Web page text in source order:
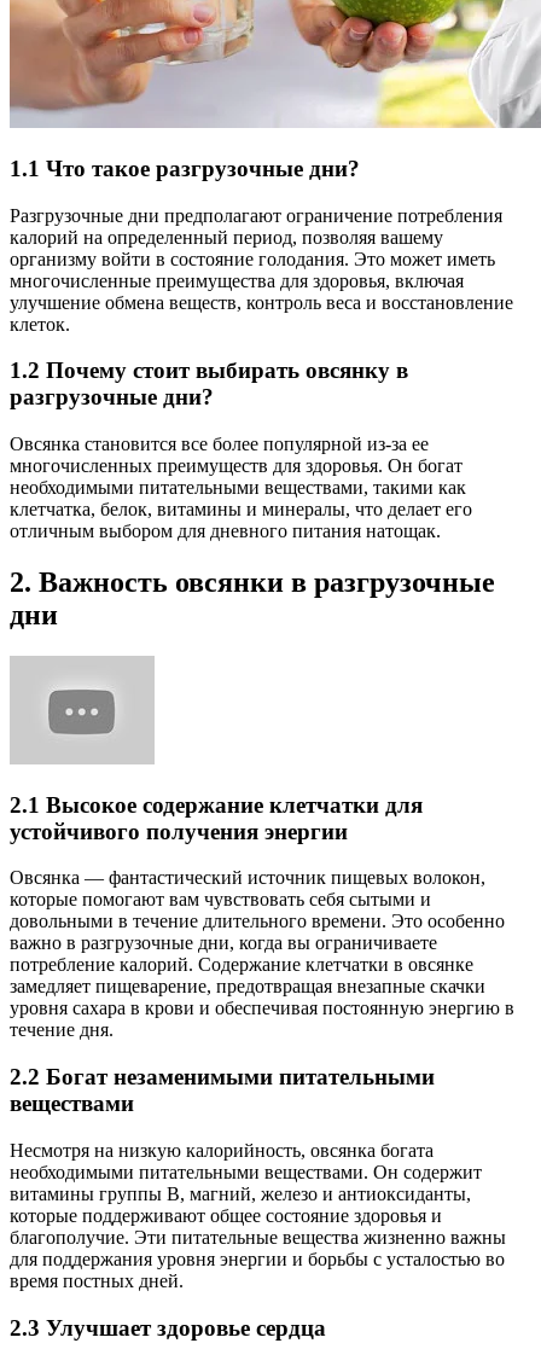
1.1 Что такое разгрузочные дни?
Разгрузочные дни предполагают ограничение потребления
калорий на определенный период, позволяя вашему
организму войти в состояние голодания. Это может иметь
многочисленные преимущества для здоровья, включая
улучшение обмена веществ, контроль веса и восстановление
клеток.
1.2 Почему стоит выбирать овсянку в
разгрузочные дни?
Овсянка становится все более популярной из-за ее
многочисленных преимуществ для здоровья. Он богат
необходимыми питательными веществами, такими как
клетчатка, белок, витамины и минералы, что делает его
отличным выбором для дневного питания натощак.
2. Важность овсянки в разгрузочные
дни
2.1 Высокое содержание клетчатки для
устойчивого получения энергии
Овсянка — фантастический источник пищевых волокон,
которые помогают вам чувствовать себя сытыми и
довольными в течение длительного времени. Это особенно
важно в разгрузочные дни, когда вы ограничиваете
потребление калорий. Содержание клетчатки в овсянке
замедляет пищеварение, предотвращая внезапные скачки
уровня сахара в крови и обеспечивая постоянную энергию в
течение дня.
2.2 Богат незаменимыми питательными
веществами
Несмотря на низкую калорийность, овсянка богата
необходимыми питательными веществами. Он содержит
витамины группы B, магний, железо и антиоксиданты,
которые поддерживают общее состояние здоровья и
благополучие. Эти питательные вещества жизненно важны
для поддержания уровня энергии и борьбы с усталостью во
время постных дней.
2.3 Улучшает здоровье сердца